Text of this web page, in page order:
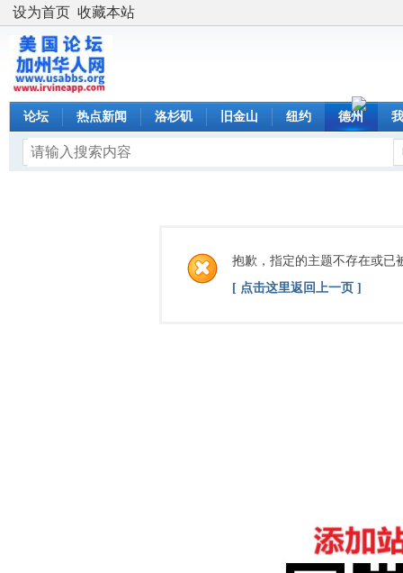
设为首页 收藏本站
论坛 热点新闻 洛杉矶 旧金山 纽约 德州
抱歉，指定的主题不存在或已
[ 点击这里返回上一页 ]